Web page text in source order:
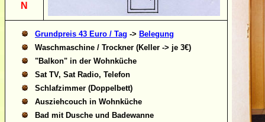
N
Grundpreis 43 Euro / Tag -> Belegung
Waschmaschine / Trockner (Keller -> je 3€)
"Balkon" in der Wohnküche
Sat TV, Sat Radio, Telefon
Schlafzimmer (Doppelbett)
Ausziehcouch in Wohnküche
Bad mit Dusche und Badewanne